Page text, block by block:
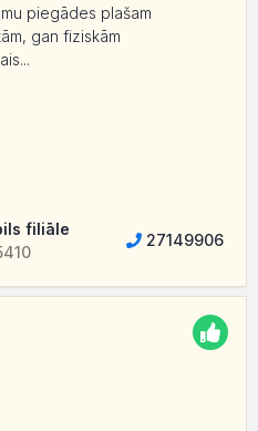
piegādes plašam
gan fiziskām
filiāle
27149906